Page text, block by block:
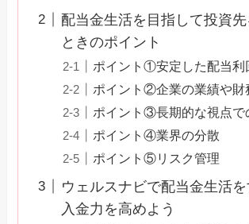
配当金生活を目指して投資
ときのポイント
ポイント①安定した配当利
ポイント②企業の業績や財
ポイント③長期的な視点で
ポイント④業界の分散
ポイント⑤リスク管理
ウェルスナビで配当金生活
入金力を高めよう